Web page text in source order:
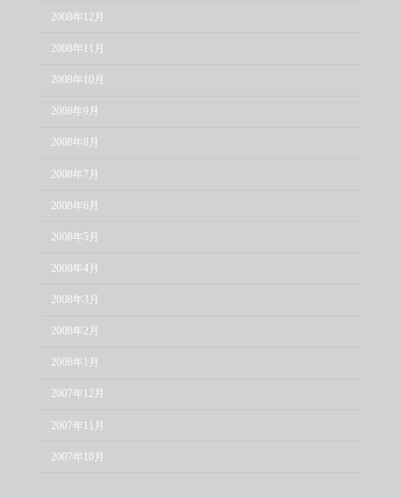
2008年12月
2008年11月
2008年10月
2008年9月
2008年8月
2008年7月
2008年6月
2008年5月
2008年4月
2008年3月
2008年2月
2008年1月
2007年12月
2007年11月
2007年10月